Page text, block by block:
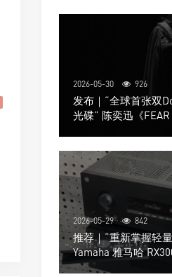
2026-05-30 926
发布｜“全球首张双
光碟” 陈奕迅《FEAR
2026-05-29 842
推荐｜“重新掌握轻
Yamaha 雅马哈
大器